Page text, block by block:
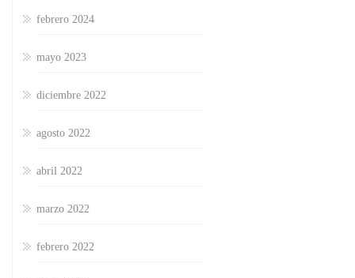
febrero 2024
mayo 2023
diciembre 2022
agosto 2022
abril 2022
marzo 2022
febrero 2022